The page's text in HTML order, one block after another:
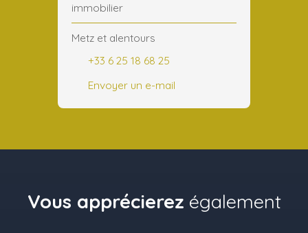
immobilier
Metz et alentours
+33 6 25 18 68 25
Envoyer un e-mail
Vous apprécierez également